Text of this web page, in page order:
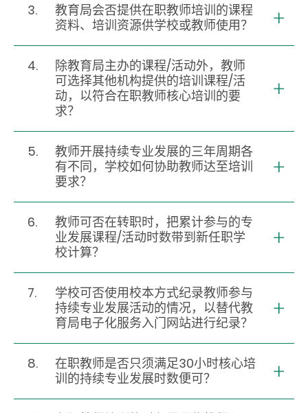
3.
教育局会否提供在职教师培训的课程
资料、培训资源供学校或教师使用？
4.
除教育局主办的课程/活动外，教师
可选择其他机构提供的培训课程/活
动，以符合在职教师核心培训的要
求？
5.
教师开展持续专业发展的三年周期各
有不同，学校如何协助教师达至培训
要求？
6.
教师可否在转职时，把累计参与的专
业发展课程/活动时数带到新任职学
校计算？
7.
学校可否使用校本方式纪录教师参与
持续专业发展活动的情况，以替代教
育局电子化服务入门网站进行纪录？
8.
在职教师是否只须满足30小时核心培
训的持续专业发展时数便可？